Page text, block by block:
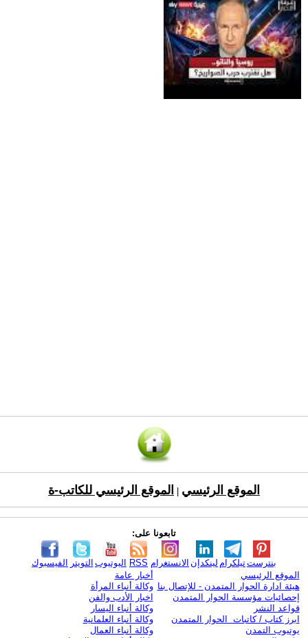
الموقع الرئيسي الموقع الرئيسي للكاتب-ة
تابعونا على:
الفيسبوك التويتر اليوتيوب RSS الانستغرام لينكدإن تيلكرامبنترست
الموقع الرئيسي
هيئة ادارة الحوار المتمدن - للإتصال بنا
إحصائيات مؤسسة الحوار المتمدن
قواعد النشر
ابرز كتاب / كاتبات الحوار المتمدن
يوتيوب التمدن
أخبار عامة
وكالة أنباء المرأة
اخبار الأدب والفن
وكالة أنباء اليسار
وكالة أنباء العلمانية
وكالة أنباء العمال